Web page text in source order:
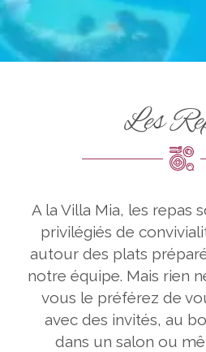
Les
A la Villa Mia, les repas
privilégiés de
autour des plats
notre équipe. Mais rien
vous le préférez de
avec des invités, au
dans un salon ou